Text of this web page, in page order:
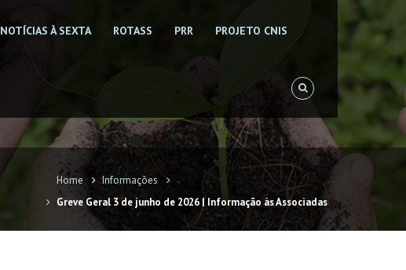
NOTÍCIAS À SEXTA ROTASS PRR PROJETO CNIS
Home
Informações
Greve Geral 3 de junho de 2026 | Informação às Associadas